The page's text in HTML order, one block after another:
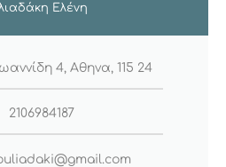
Ελένη
4, Αθηνα, 115 24
2106984187